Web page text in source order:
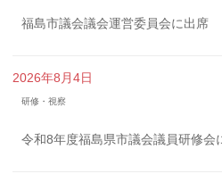
福島市議会議会運営委員会に出席
2026年8月4日
研修・視察
令和8年度福島県市議会議員研修会